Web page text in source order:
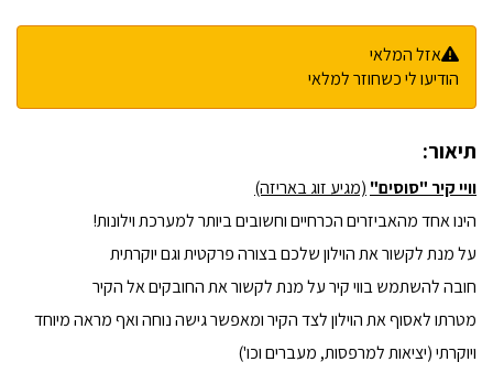
אזל המלאי
הודיעו לי כשחוזר למלאי
תיאור:
וויי קיר "סוסים" (מגיע זוג באריזה)
הינו אחד מהאביזרים הכרחיים וחשובים ביותר למערכת וילונות!
על מנת לקשור את הוילון שלכם בצורה פרקטית וגם יוקרתית
חובה להשתמש בווי קיר על מנת לקשור את החובקים אל הקיר
מטרתו לאסוף את הוילון לצד הקיר ומאפשר גישה נוחה ואף מראה מיוחד
ויוקרתי (יציאות למרפסות, מעברים וכו')